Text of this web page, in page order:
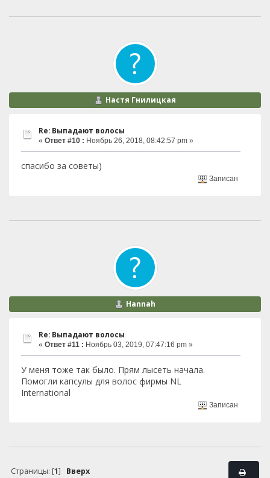
Настя Гнилицкая
Re: Выпадают волосы
« Ответ #10 : Ноябрь 26, 2018, 08:42:57 pm »
спасибо за советы)
Записан
Hannah
Re: Выпадают волосы
« Ответ #11 : Ноябрь 03, 2019, 07:47:16 pm »
У меня тоже так было. Прям лысеть начала.
Помогли капсулы для волос фирмы NL
International
Записан
Страницы: [1] Вверх